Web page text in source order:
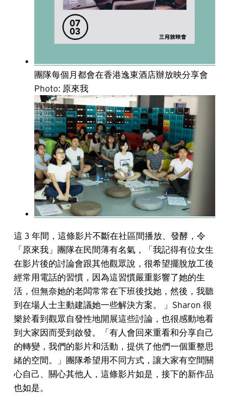
團隊每個月都會在香港逸東酒店辦放映分享會
Photo: 原來 我
這 3 年間，這條影片不斷在社區間播放、發酵，令
「原來我」團隊在民間薄有名氣，「我記得有位女生
在影片後的討論會跟其他觀眾說，很希望擺脫放工後
經常用電話的習慣，因為這習慣嚴重影響了她的生
活，但無奈她的老闆常常在下班後找她，然後，我聽
到在場人士主動建議她一些解決方案。 」Sharon 很
樂於看到觀眾自發性地開展這些討論，也很感動地看
到大家因而受到啟發。「有人會回來重看和分享自己
的轉變，我們的影片和活動，提供了他們一個重整思
緒的空間。」團隊希望用不同方式，讓大家有空間關
心自己、關心其他人，這條影片如是，接下的新作品
也如是。